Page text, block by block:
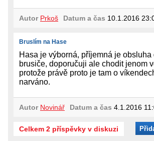
Autor Prkoš Datum a čas 10.1.2016
Bruslím na Hase
Hasa je výborná, příjemná je obsluha
brusiče, doporučuji ale chodit jenom
protože právě proto je tam o
narváno.
Autor Novinář Datum a čas 4.1.2016
Celkem 2 příspěvky v diskuzi